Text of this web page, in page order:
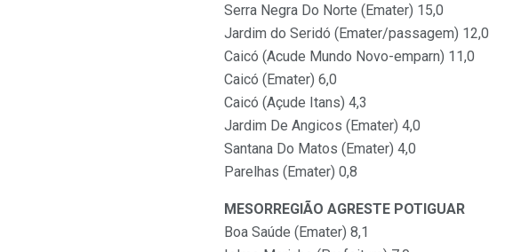
Serra Negra Do Norte (Emater) 15,0
Jardim do Seridó (Emater/passagem) 12,0
Caicó (Acude Mundo Novo-emparn) 11,0
Caicó (Emater) 6,0
Caicó (Açude Itans) 4,3
Jardim De Angicos (Emater) 4,0
Santana Do Matos (Emater) 4,0
Parelhas (Emater) 0,8
MESORREGIÃO AGRESTE POTIGUAR
Boa Saúde (Emater) 8,1